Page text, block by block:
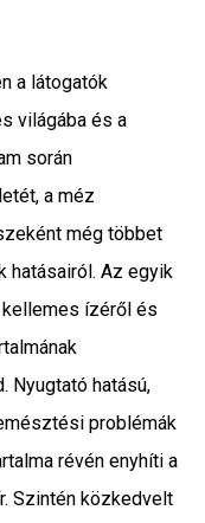
a látogatók
világába és a
során
a méz
még többet
hatásairól. Az egyik
ízéről és
Nyugtató hatású,
problémák
révén enyhíti a
Szintén közkedvelt